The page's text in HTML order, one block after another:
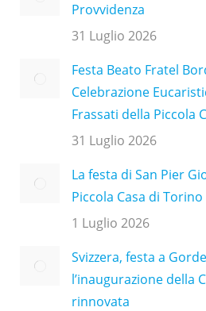
Provvidenza
31 Luglio 2026
Festa Beato Fratel
Celebrazione
Frassati della Piccola
31 Luglio 2026
La festa di San Pier
Piccola Casa di Torino
1 Luglio 2026
Svizzera, festa a
l’inaugurazione della
rinnovata